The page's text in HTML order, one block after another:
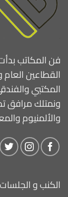
القطاعين العام
المكتبي
ونمتلك مرافق
والألمنيوم
الكنب و الجلسات